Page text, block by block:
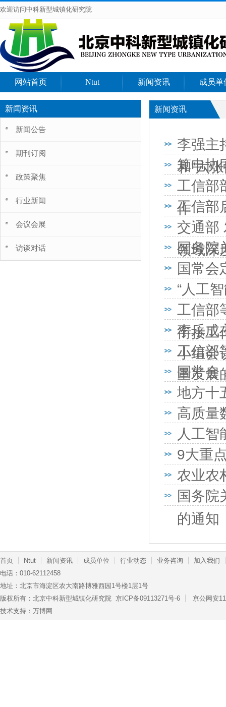
欢迎访问中科新型城镇化研究院
网站首页 Ntut 新闻资讯 成员单
新闻资讯
新闻公告
期刊订阅
政策聚焦
行业新闻
会议会展
访谈对话
新闻资讯
李强主
和“六
算电协
工信部
作
工信部
交通部
领域深
国务院
国常会
“人工
工信部
衔接工
李乐成
小组会
工信部
量发展
国常会
地方十
高质量
人工智
9大重
农业农
国务院
的通知
首页 Ntut 新闻资讯 成员单位 行业动态 业务咨询
加入我们
电话：010-62112458
地址：北京市海淀区农大南路博雅西园1号楼1层1号
版权所有：北京中科新型城镇化研究院 京ICP备09113271号-6
京公网安
技术支持：万博网